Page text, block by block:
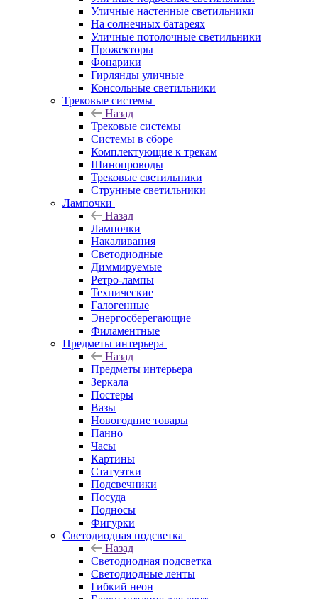
Уличные настенные светильники
На солнечных батареях
Уличные потолочные светильники
Прожекторы
Фонарики
Гирлянды уличные
Консольные светильники
Трековые системы
Назад
Трековые системы
Системы в сборе
Комплектующие к трекам
Шинопроводы
Трековые светильники
Струнные светильники
Лампочки
Назад
Лампочки
Накаливания
Светодиодные
Диммируемые
Ретро-лампы
Технические
Галогенные
Энергосберегающие
Филаментные
Предметы интерьера
Назад
Предметы интерьера
Зеркала
Постеры
Вазы
Новогодние товары
Панно
Часы
Картины
Статуэтки
Подсвечники
Посуда
Подносы
Фигурки
Светодиодная подсветка
Назад
Светодиодная подсветка
Светодиодные ленты
Гибкий неон